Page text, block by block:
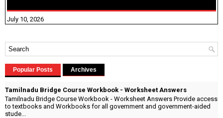
July 10, 2026
Popular Posts Archives
Tamilnadu Bridge Course Workbook - Worksheet Answers
Tamilnadu Bridge Course Workbook - Worksheet Answers Provide access
to textbooks and Workbooks for all government and government-aided
stude...